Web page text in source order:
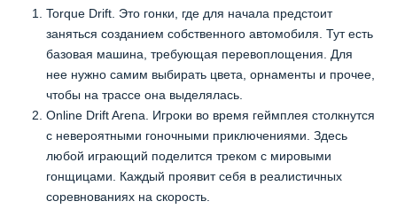
Torque Drift. Это гонки, где для начала предстоит
заняться созданием собственного автомобиля. Тут есть
базовая машина, требующая перевоплощения. Для
нее нужно самим выбирать цвета, орнаменты и прочее,
чтобы на трассе она выделялась.
Online Drift Arena. Игроки во время геймплея столкнутся
с невероятными гоночными приключениями. Здесь
любой играющий поделится треком с мировыми
гонщицами. Каждый проявит себя в реалистичных
соревнованиях на скорость.